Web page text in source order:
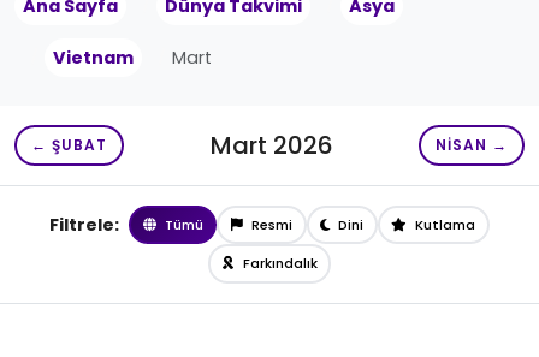
Ana Sayfa Dünya Takvimi Asya
Vietnam Mart
← ŞUBAT Mart 2026 NISAN →
Filtrele: Tümü Resmi Dini Kutlama
Farkındalık